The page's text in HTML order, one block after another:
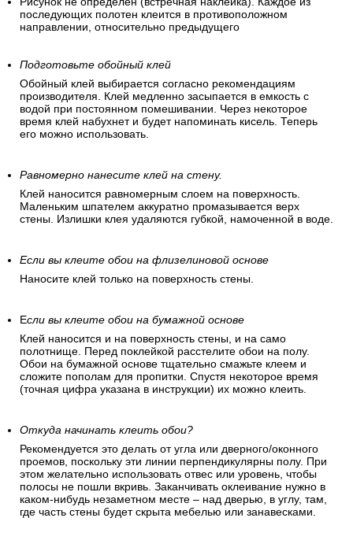
Сдвинутая подгонка (подгонка по рисунку, т.е.
последующее полотнище, клеится с вертикальным сдвигом
относительно предыдущего
направлении, относительно предыдущего
Подготовьте обойный клей
Обойный клей выбирается согласно рекомендациям
производителя. Клей медленно засыпается в емкость с
его можно использовать.
Равномерно нанесите клей на стену.
стены. Излишки клея удаляются губкой, намоченной в воде.
Наносите клей только на поверхность стены.
Если вы клеите обои на бумажной основе
Клей наносится и на поверхность стены, и на само
полотнище. Перед поклейкой расстелите обои на полу.
(точная цифра указана в инструкции) их можно клеить.
Откуда начинать клеить обои?
Рекомендуется это делать от угла или дверного/оконного
проемов, поскольку эти линии перпендикулярны полу. При
этом желательно использовать отвес или уровень, чтобы